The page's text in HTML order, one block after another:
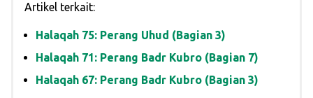
Artikel terkait:
Halaqah 75: Perang Uhud (Bagian 3)
Halaqah 71: Perang Badr Kubro (Bagian 7)
Halaqah 67: Perang Badr Kubro (Bagian 3)